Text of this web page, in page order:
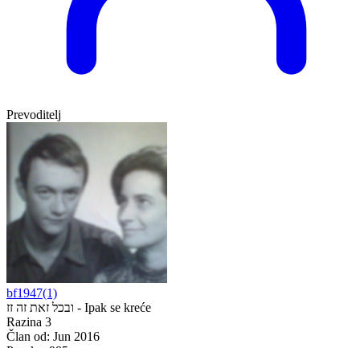
Prevoditelj
bf1947(1)
ובכל זאת זה זז - Ipak se kreće
Razina 3
Član od: Jun 2016